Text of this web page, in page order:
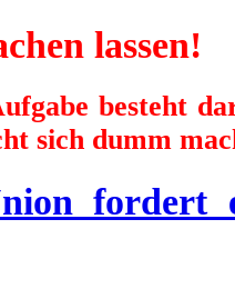
lassen!
besteht
sich dumm
fordert